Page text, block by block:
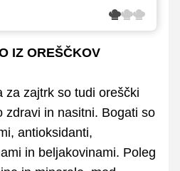
IZ OREŠČKOV
za zajtrk so tudi oreščki
zdravi in nasitni. Bogati so
antioksidanti,
in beljakovinami. Poleg